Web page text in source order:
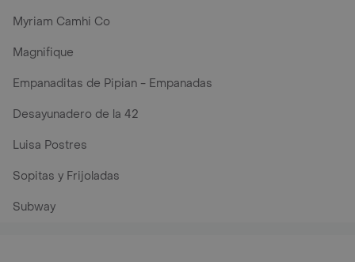
Myriam Camhi Co
Magnifique
Empanaditas de Pipian - Empanadas
Desayunadero de la 42
Luisa Postres
Sopitas y Frijoladas
Subway